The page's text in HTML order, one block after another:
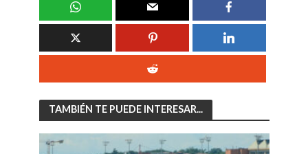
TAMBIÉN TE PUEDE INTERESAR...